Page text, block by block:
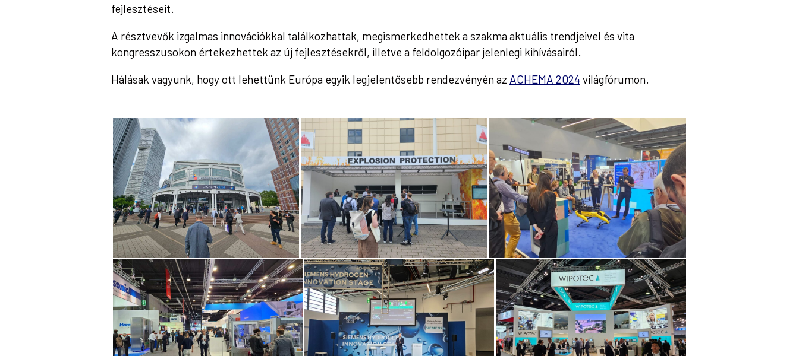
fejlesztéseit.
A résztvevők izgalmas innovációkkal találkozhattak, megismerkedhettek a szakma aktuális trendjeivel és vita
kongresszusokon értekezhettek az új fejlesztésekről, illetve a feldolgozóipar jelenlegi kihívásairól.
Hálásak vagyunk, hogy ott lehettünk Európa egyik legjelentősebb rendezvényén az ACHEMA 2024világfórumon.